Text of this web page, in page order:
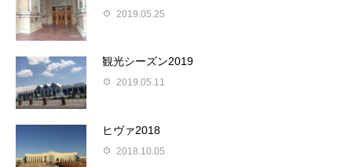
2019.05.25
観光シーズン2019
2019.05.11
ヒヴァ2018
2018.10.05